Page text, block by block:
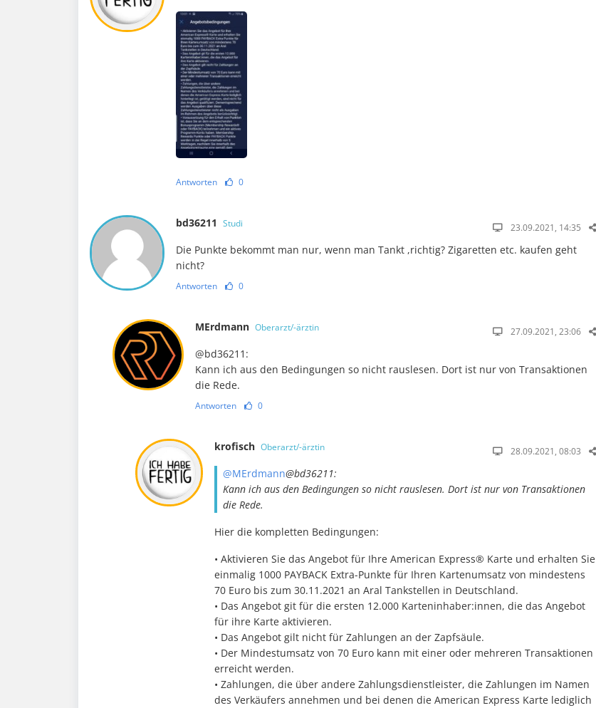
Antworten 0
bd36211 Studi 23.09.2021, 14:35
Die Punkte bekommt man nur, wenn man Tankt ,richtig? Zigaretten etc. kaufen geht
nicht?
Antworten 0
MErdmann Oberarzt/-ärztin 27.09.2021, 23:06
@bd36211:
Kann ich aus den Bedingungen so nicht rauslesen. Dort ist nur von Transaktionen
die Rede.
Antworten 0
krofisch Oberarzt/-ärztin 28.09.2021, 08:03
@MErdmann@bd36211:
Kann ich aus den Bedingungen so nicht rauslesen. Dort ist nur von Transaktionen
die Rede.
Hier die kompletten Bedingungen:
• Aktivieren Sie das Angebot für Ihre American Express® Karte und erhalten Sie
einmalig 1000 PAYBACK Extra-Punkte für Ihren Kartenumsatz von mindestens
70 Euro bis zum 30.11.2021 an Aral Tankstellen in Deutschland.
• Das Angebot git für die ersten 12.000 Karteninhaber:innen, die das Angebot
für ihre Karte aktivieren.
• Das Angebot gilt nicht für Zahlungen an der Zapfsäule.
• Der Mindestumsatz von 70 Euro kann mit einer oder mehreren Transaktionen
erreicht werden.
• Zahlungen, die über andere Zahlungsdienstleister, die Zahlungen im Namen
des Verkäufers annehmen und bei denen die American Express Karte lediglich